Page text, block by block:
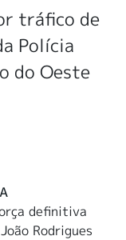
tráfico de
Polícia
do Oeste
definitiva
Rodrigues